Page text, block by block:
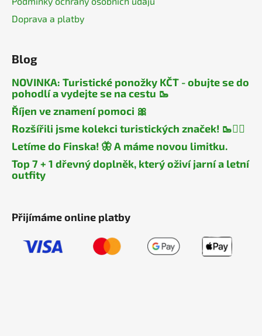
Doprava a platby
Blog
NOVINKA: Turistické ponožky KČT - obujte se do
pohodlí a vydejte se na cestu 🥾
Říjen ve znamení pomoci 🎀
Rozšířili jsme kolekci turistických značek! 🥾🧎‍♂️
Letíme do Finska! 🦋 A máme novou limitku.
Top 7 + 1 dřevný doplněk, který oživí jarní a letní
outfity
Přijímáme online platby